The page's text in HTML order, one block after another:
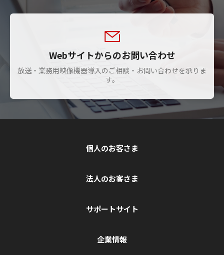
Webサイトからのお問い合わせ
放送・業務用映像機器導入のご相談・お問い合わせを承りま
す。
個人のお客さま
法人のお客さま
サポートサイト
企業情報